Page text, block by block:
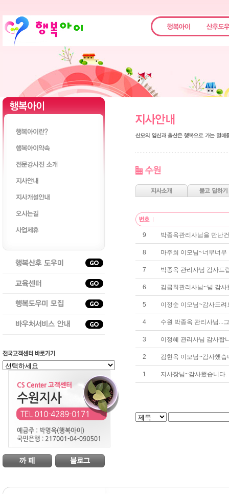
9 박종옥관리사님을 만난
8 마주희 이모님~너무너
7 박종옥 관리사님 감사드
6 김금희관리사님~넘 감
5 이정순 이모님~감사드려
4 수원 박종옥 관리사님...
3 이정혜 관리사님 감사합
2 김현옥 이모님~감사했습
1 지사장님~감사했습니다.